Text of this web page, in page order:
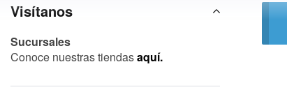
Visítanos
Sucursales
Conoce nuestras tiendasaquí.